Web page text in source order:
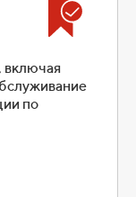
включая
по